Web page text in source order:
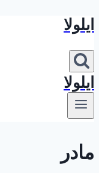
بازگشت
محتوا
ایلولا
ایلولا
مادر